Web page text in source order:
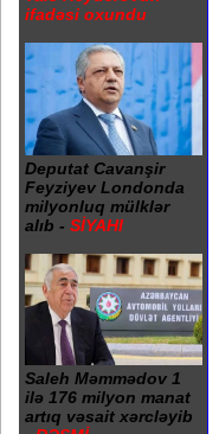
ifadəsi oxundu
Deputat Cavanşir
Feyziyev Londonda
milyonluq mülklər
alıb - SİYAHI
Saleh Məmmədov 1
ilə 176 milyon manat
artıq vəsait xərcləyib